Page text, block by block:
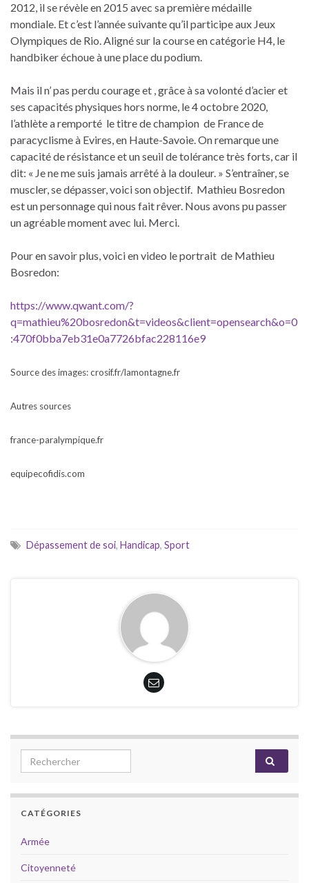
2012, il se révèle en 2015 avec sa première médaille
mondiale. Et c’est l’année suivante qu’il participe aux Jeux
Olympiques de Rio. Aligné sur la course en catégorie H4, le
handbiker échoue à une place du podium.
Mais il n’ pas perdu courage et , grâce à sa volonté d’acier et
ses capacités physiques hors norme, le 4 octobre 2020,
l’athlète a remporté le titre de champion de France de
paracyclisme à Evires, en Haute-Savoie. On remarque une
capacité de résistance et un seuil de tolérance très forts, car il
dit: « Je ne me suis jamais arrêté à la douleur. » S’entraîner, se
muscler, se dépasser, voici son objectif. Mathieu Bosredon
est un personnage qui nous fait rêver. Nous avons pu passer
un agréable moment avec lui. Merci.
Pour en savoir plus, voici en video le portrait de Mathieu
Bosredon:
https://www.qwant.com/?
q=mathieu%20bosredon&t=videos&client=opensearch&o=0
:470f0bba7eb31e0a7726bfac228116e9
Source des images: crosif.fr/lamontagne.fr
Autres sources
france-paralympique.fr
equipecofidis.com
Dépassement de soi, Handicap, Sport
Search for:
CATÉGORIES
Armée
Citoyenneté